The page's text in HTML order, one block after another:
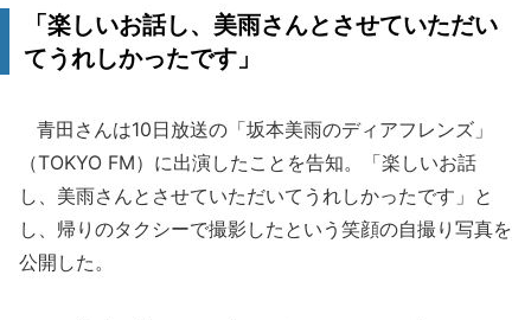
「楽しいお話し、美雨さんとさせていただい
てうれしかったです」
青田さんは10日放送の「坂本美雨のディアフレンズ」
（TOKYO FM）に出演したことを告知。「楽しいお話
し、美雨さんとさせていただいてうれしかったです」と
し、帰りのタクシーで撮影したという笑顔の自撮り写真を
公開した。